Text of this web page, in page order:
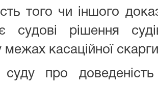
того чи іншого
судові рішення
межах касаційної
суду про